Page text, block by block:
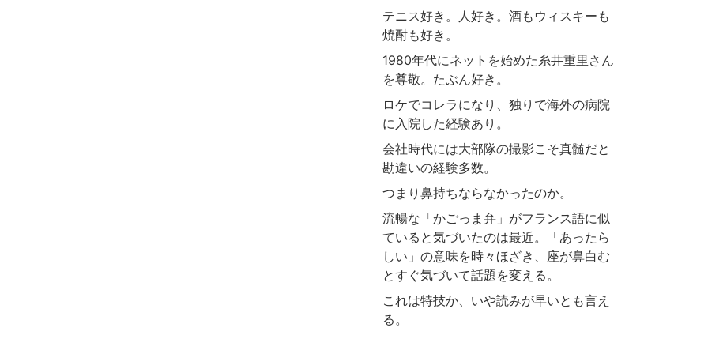
テニス好き。人好き。酒もウィスキーも
焼酎も好き。
1980年代にネットを始めた糸井重里さん
を尊敬。たぶん好き。
ロケでコレラになり、独りで海外の病院
に入院した経験あり。
会社時代には大部隊の撮影こそ真髄だと
勘違いの経験多数。
つまり鼻持ちならなかったのか。
流暢な「かごっま弁」がフランス語に似
ていると気づいたのは最近。「あったら
しい」の意味を時々ほざき、座が鼻白む
とすぐ気づいて話題を変える。
これは特技か、いや読みが早いとも言え
る。